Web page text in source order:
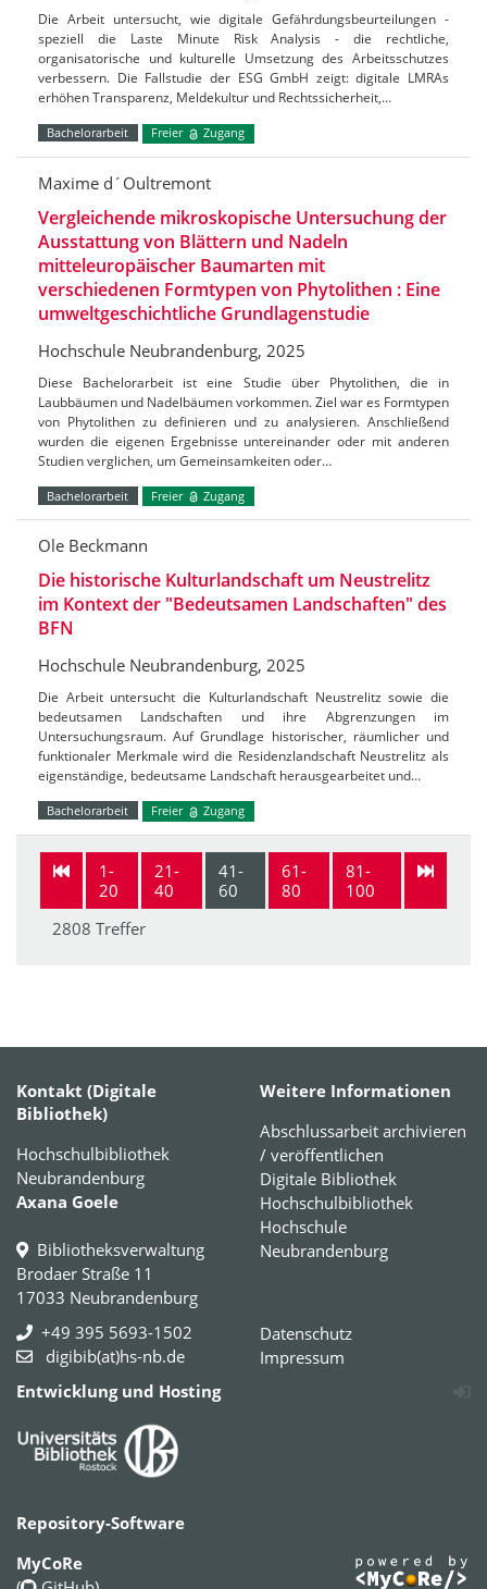
Die Arbeit untersucht, wie digitale Gefährdungsbeurteilungen -
speziell die Laste Minute Risk Analysis - die rechtliche,
organisatorische und kulturelle Umsetzung des Arbeitsschutzes
verbessern. Die Fallstudie der ESG GmbH zeigt: digitale LMRAs
erhöhen Transparenz, Meldekultur und Rechtssicherheit,…
Bachelorarbeit Freier Zugang
Maxime d´Oultremont
Vergleichende mikroskopische Untersuchung der
Ausstattung von Blättern und Nadeln
mitteleuropäischer Baumarten mit
verschiedenen Formtypen von Phytolithen : Eine
umweltgeschichtliche Grundlagenstudie
Hochschule Neubrandenburg, 2025
Diese Bachelorarbeit ist eine Studie über Phytolithen, die in
Laubbäumen und Nadelbäumen vorkommen. Ziel war es Formtypen
von Phytolithen zu definieren und zu analysieren. Anschließend
wurden die eigenen Ergebnisse untereinander oder mit anderen
Studien verglichen, um Gemeinsamkeiten oder…
Bachelorarbeit Freier Zugang
Ole Beckmann
Die historische Kulturlandschaft um Neustrelitz
im Kontext der "Bedeutsamen Landschaften" des
BFN
Hochschule Neubrandenburg, 2025
Die Arbeit untersucht die Kulturlandschaft Neustrelitz sowie die
bedeutsamen Landschaften und ihre Abgrenzungen im
Untersuchungsraum. Auf Grundlage historischer, räumlicher und
funktionaler Merkmale wird die Residenzlandschaft Neustrelitz als
eigenständige, bedeutsame Landschaft herausgearbeitet und…
Bachelorarbeit Freier Zugang
1-
20
21-
40
41-
60
61-
80
81-
100
2808 Treffer
Kontakt (Digitale
Bibliothek)
Hochschulbibliothek
Neubrandenburg
Axana Goele
Bibliotheksverwaltung
Brodaer Straße 11
17033 Neubrandenburg
+49 395 5693-1502
digibib(at)hs-nb.de
Weitere Informationen
Abschlussarbeit archivieren
/ veröffentlichen
Digitale Bibliothek
Hochschulbibliothek
Hochschule
Neubrandenburg
Datenschutz
Impressum
Entwicklung und Hosting
Repository-Software
MyCoRe